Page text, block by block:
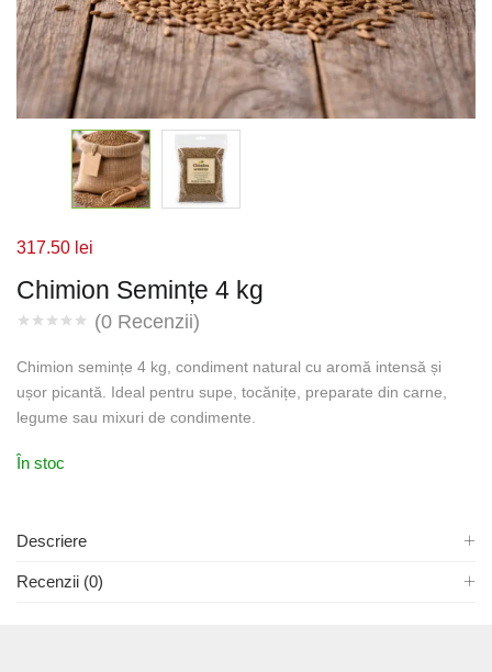
Chimion Semințe 4 kg
(0 Recenzii)
317.50 lei
Chimion semințe 4 kg, condiment natural cu aromă intensă și
ușor picantă. Ideal pentru supe, tocănițe, preparate din carne,
legume sau mixuri de condimente.
În stoc
Descriere
Recenzii (0)